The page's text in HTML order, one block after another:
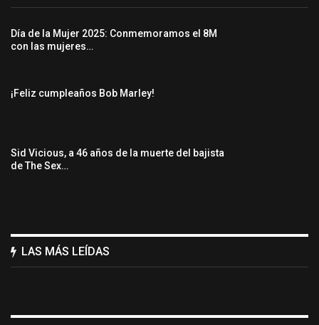
Día de la Mujer 2025: Conmemoramos el 8M
con las mujeres…
¡Feliz cumpleaños Bob Marley!
Sid Vicious, a 46 años de la muerte del bajista
de The Sex…
LAS MÁS LEÍDAS